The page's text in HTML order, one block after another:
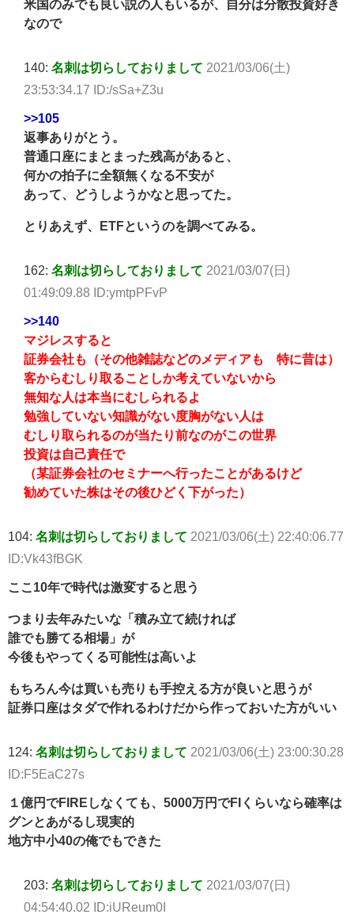
米国のみでも良い説の人もいるが、自分は分散投資好き
なので
140: 名刺は切らしておりまして 2021/03/06(土)
23:53:34.17 ID:/sSa+Z3u
>>105
返事ありがとう。
普通口座にまとまった残高があると、
何かの拍子に全額無くなる不安が
あって、どうしようかなと思ってた。
とりあえず、ETFというのを調べてみる。
162: 名刺は切らしておりまして 2021/03/07(日)
01:49:09.88 ID:ymtpPFvP
>>140
マジレスすると
証券会社も（その他雑誌などのメディアも 特に昔は）
客からむしり取ることしか考えていないから
無知な人は本当にむしられるよ
勉強していない知識がない度胸がない人は
むしり取られるのが当たり前なのがこの世界
投資は自己責任で
（某証券会社のセミナーへ行ったことがあるけど
勧めていた株はその後ひどく下がった）
104: 名刺は切らしておりまして 2021/03/06(土) 22:40:06.77
ID:Vk43fBGK
ここ10年で時代は激変すると思う
つまり去年みたいな「積み立て続ければ
誰でも勝てる相場」が
今後もやってくる可能性は高いよ
もちろん今は買いも売りも手控える方が良いと思うが
証券口座はタダで作れるわけだから作っておいた方がいい
124: 名刺は切らしておりまして 2021/03/06(土) 23:00:30.28
ID:F5EaC27s
１億円でFIREしなくても、5000万円でFIくらいなら確率は
グンとあがるし現実的
地方中小40の俺でもできた
203: 名刺は切らしておりまして 2021/03/07(日)
04:54:40.02 ID:iUReum0I